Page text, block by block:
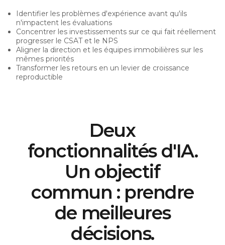
Identifier les problèmes d'expérience avant qu'ils
n'impactent les évaluations
Concentrer les investissements sur ce qui fait réellement
progresser le CSAT et le NPS
Aligner la direction et les équipes immobilières sur les
mêmes priorités
Transformer les retours en un levier de croissance
reproductible
Deux
fonctionnalités d'IA.
Un objectif
commun : prendre
de meilleures
décisions.